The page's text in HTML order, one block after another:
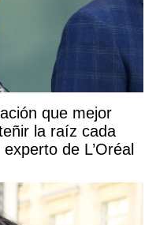
que mejor
la raíz cada
de L’Oréal